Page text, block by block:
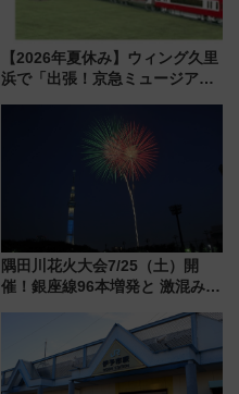
【2026年夏休み】ウィング久里
浜で「出張！京急ミュージア
ラリーや子ども制服撮影も
隅田川花火大会7/25（土）開
催！銀座線96本増発と 激混みの
アクセス攻略法、2万発の花火が
都心の夜に！